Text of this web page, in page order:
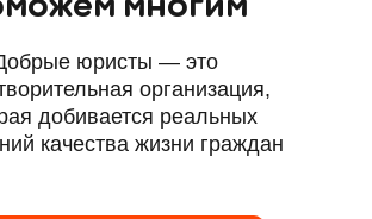
юристы — это
организация,
добивается реальных
качества жизни граждан